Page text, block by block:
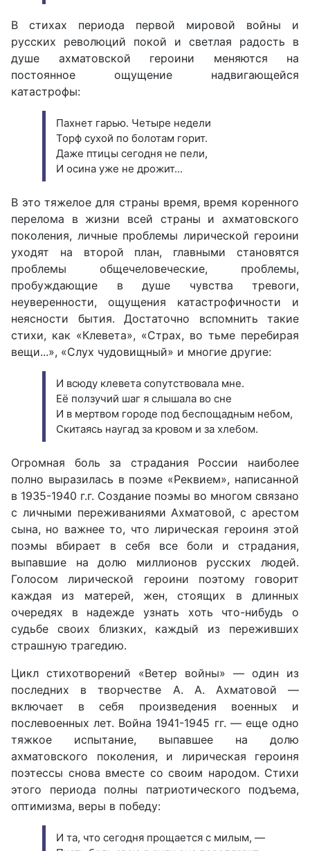
В стихах периода первой мировой войны и
русских революций покой и светлая радость в
душе ахматовской героини меняются на
постоянное ощущение надвигающейся
катастрофы:
Пахнет гарью. Четыре недели
Торф сухой по болотам горит.
Даже птицы сегодня не пели,
И осина уже не дрожит...
В это тяжелое для страны время, время коренного
перелома в жизни всей страны и ахматовского
поколения, личные проблемы лирической героини
уходят на второй план, главными становятся
проблемы общечеловеческие, проблемы,
пробуждающие в душе чувства тревоги,
неуверенности, ощущения катастрофичности и
неясности бытия. Достаточно вспомнить такие
стихи, как «Клевета», «Страх, во тьме перебирая
вещи...», «Слух чудовищный» и многие другие:
И всюду клевета сопутствовала мне.
Её ползучий шаг я слышала во сне
И в мертвом городе под беспощадным небом,
Скитаясь наугад за кровом и за хлебом.
Огромная боль за страдания России наиболее
полно выразилась в поэме «Реквием», написанной
в 1935-1940 г.г. Создание поэмы во многом связано
с личными переживаниями Ахматовой, с арестом
сына, но важнее то, что лирическая героиня этой
поэмы вбирает в себя все боли и страдания,
выпавшие на долю миллионов русских людей.
Голосом лирической героини поэтому говорит
каждая из матерей, жен, стоящих в длинных
очередях в надежде узнать хоть что-нибудь о
судьбе своих близких, каждый из переживших
страшную трагедию.
Цикл стихотворений «Ветер войны» — один из
последних в творчестве А. А. Ахматовой —
включает в себя произведения военных и
послевоенных лет. Война 1941-1945 гг. — еще одно
тяжкое испытание, выпавшее на долю
ахматовского поколения, и лирическая героиня
поэтессы снова вместе со своим народом. Стихи
этого периода полны патриотического подъема,
оптимизма, веры в победу:
И та, что сегодня прощается с милым, —